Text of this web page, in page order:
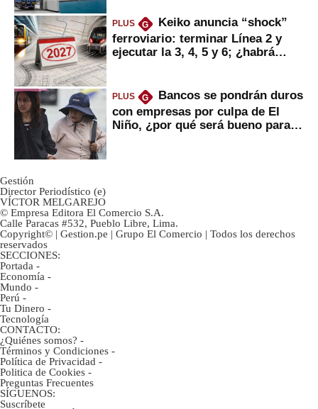
PLUS G
Keiko anuncia “shock”
ferroviario: terminar Línea 2 y
ejecutar la 3, 4, 5 y 6; ¿habrá
PLUS G
Bancos se pondrán duros
con empresas por culpa de El
Niño, ¿por qué será bueno para
Gestión
Director Periodístico (e)
VÍCTOR MELGAREJO
© Empresa Editora El Comercio S.A.
Calle Paracas #532, Pueblo Libre, Lima.
Copyright© | Gestion.pe | Grupo El Comercio | Todos los derechos
reservados
SECCIONES:
Portada -
Economía -
Mundo -
Perú -
Tu Dinero -
Tecnología
CONTACTO:
¿Quiénes somos? -
Términos y Condiciones -
Política de Privacidad -
Politica de Cookies -
Preguntas Frecuentes
SÍGUENOS:
Suscríbete